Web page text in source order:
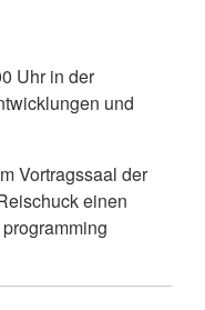
Uhr in der
und
Vortragssaal der
einen